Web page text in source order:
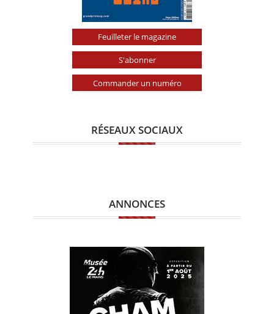
Feuilleter le magazine
S'abonner
Commander un numéro
RÉSEAUX SOCIAUX
ANNONCES